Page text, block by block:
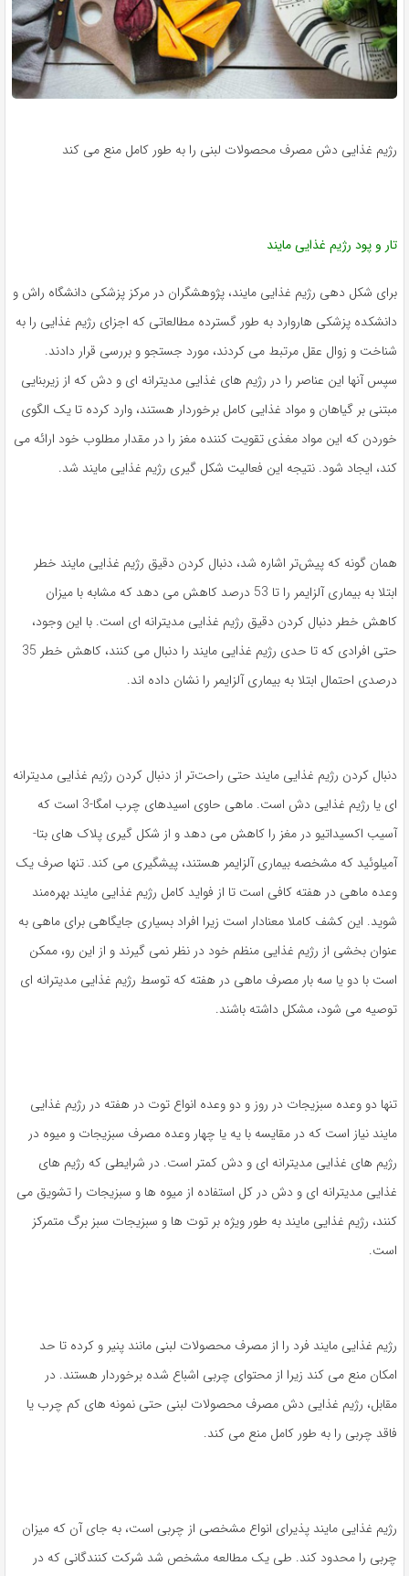
رژیم غذایی دش مصرف محصولات لبنی را به طور کامل منع می کند
تار و پود رژیم غذایی مایند
برای شکل دهی رژیم غذایی مایند، پژوهشگران در مرکز پزشکی دانشگاه راش و
دانشکده پزشکی هاروارد به طور گسترده مطالعاتی که اجزای رژیم غذایی را به
شناخت و زوال عقل مرتبط می کردند، مورد جستجو و بررسی قرار دادند.
سپس آنها این عناصر را در رژیم های غذایی مدیترانه ای و دش که از زیربنایی
مبتنی بر گیاهان و مواد غذایی کامل برخوردار هستند، وارد کرده تا یک الگوی
خوردن که این مواد مغذی تقویت کننده مغز را در مقدار مطلوب خود ارائه می
کند، ایجاد شود. نتیجه این فعالیت شکل گیری رژیم غذایی مایند شد.
همان گونه که پیش‌تر اشاره شد، دنبال کردن دقیق رژیم غذایی مایند خطر
ابتلا به بیماری آلزایمر را تا 53 درصد کاهش می دهد که مشابه با میزان
کاهش خطر دنبال کردن دقیق رژیم غذایی مدیترانه ای است. با این وجود،
حتی افرادی که تا حدی رژیم غذایی مایند را دنبال می کنند، کاهش خطر 35
درصدی احتمال ابتلا به بیماری آلزایمر را نشان داده اند.
دنبال کردن رژیم غذایی مایند حتی راحت‌تر از دنبال کردن رژیم غذایی مدیترانه
ای یا رژیم غذایی دش است. ماهی حاوی اسیدهای چرب امگا-3 است که
آسیب اکسیداتیو در مغز را کاهش می دهد و از شکل گیری پلاک های بتا-
آمیلوئید که مشخصه بیماری آلزایمر هستند، پیشگیری می کند. تنها صرف یک
وعده ماهی در هفته کافی است تا از فواید کامل رژیم غذایی مایند بهره‌مند
شوید. این کشف کاملا معنادار است زیرا افراد بسیاری جایگاهی برای ماهی به
عنوان بخشی از رژیم غذایی منظم خود در نظر نمی گیرند و از این رو، ممکن
است با دو یا سه بار مصرف ماهی در هفته که توسط رژیم غذایی مدیترانه ای
توصیه می شود، مشکل داشته باشند.
تنها دو وعده سبزیجات در روز و دو وعده انواع توت در هفته در رژیم غذایی
مایند نیاز است که در مقایسه با یه یا چهار وعده مصرف سبزیجات و میوه در
رژیم های غذایی مدیترانه ای و دش کمتر است. در شرایطی که رژیم های
غذایی مدیترانه ای و دش در کل استفاده از میوه ها و سبزیجات را تشویق می
کنند، رژیم غذایی مایند به طور ویژه بر توت ها و سبزیجات سبز برگ متمرکز
است.
رژیم غذایی مایند فرد را از مصرف محصولات لبنی مانند پنیر و کرده تا حد
امکان منع می کند زیرا از محتوای چربی اشباع شده برخوردار هستند. در
مقابل، رژیم غذایی دش مصرف محصولات لبنی حتی نمونه های کم چرب یا
فاقد چربی را به طور کامل منع می کند.
رژیم غذایی مایند پذیرای انواع مشخصی از چربی است، به جای آن که میزان
چربی را محدود کند. طی یک مطالعه مشخص شد شرکت کنندگانی که در